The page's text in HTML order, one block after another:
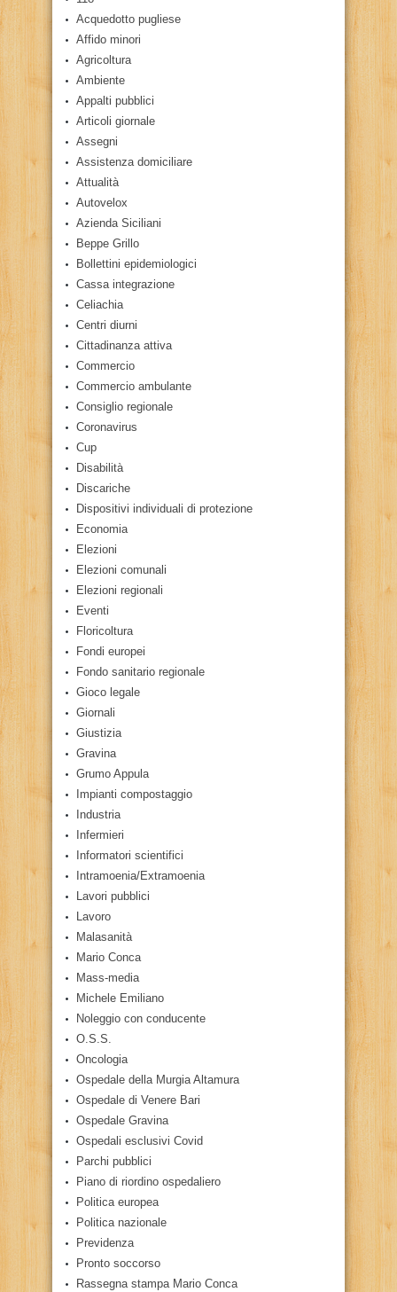
Acquedotto pugliese
Affido minori
Agricoltura
Ambiente
Appalti pubblici
Articoli giornale
Assegni
Assistenza domiciliare
Attualità
Autovelox
Azienda Siciliani
Beppe Grillo
Bollettini epidemiologici
Cassa integrazione
Celiachia
Centri diurni
Cittadinanza attiva
Commercio
Commercio ambulante
Consiglio regionale
Coronavirus
Cup
Disabilità
Discariche
Dispositivi individuali di protezione
Economia
Elezioni
Elezioni comunali
Elezioni regionali
Eventi
Floricoltura
Fondi europei
Fondo sanitario regionale
Gioco legale
Giornali
Giustizia
Gravina
Grumo Appula
Impianti compostaggio
Industria
Infermieri
Informatori scientifici
Intramoenia/Extramoenia
Lavori pubblici
Lavoro
Malasanità
Mario Conca
Mass-media
Michele Emiliano
Noleggio con conducente
O.S.S.
Oncologia
Ospedale della Murgia Altamura
Ospedale di Venere Bari
Ospedale Gravina
Ospedali esclusivi Covid
Parchi pubblici
Piano di riordino ospedaliero
Politica europea
Politica nazionale
Previdenza
Pronto soccorso
Rassegna stampa Mario Conca